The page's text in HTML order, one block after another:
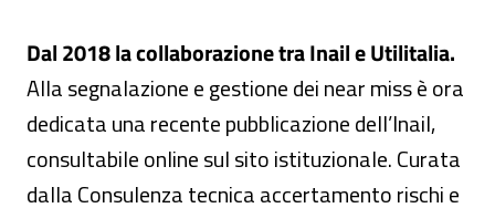
Dal 2018 la collaborazione tra Inail e Utilitalia.
Alla segnalazione e gestione dei near miss è ora
dedicata una recente pubblicazione dell’Inail,
consultabile online sul sito istituzionale. Curata
dalla Consulenza tecnica accertamento rischi e